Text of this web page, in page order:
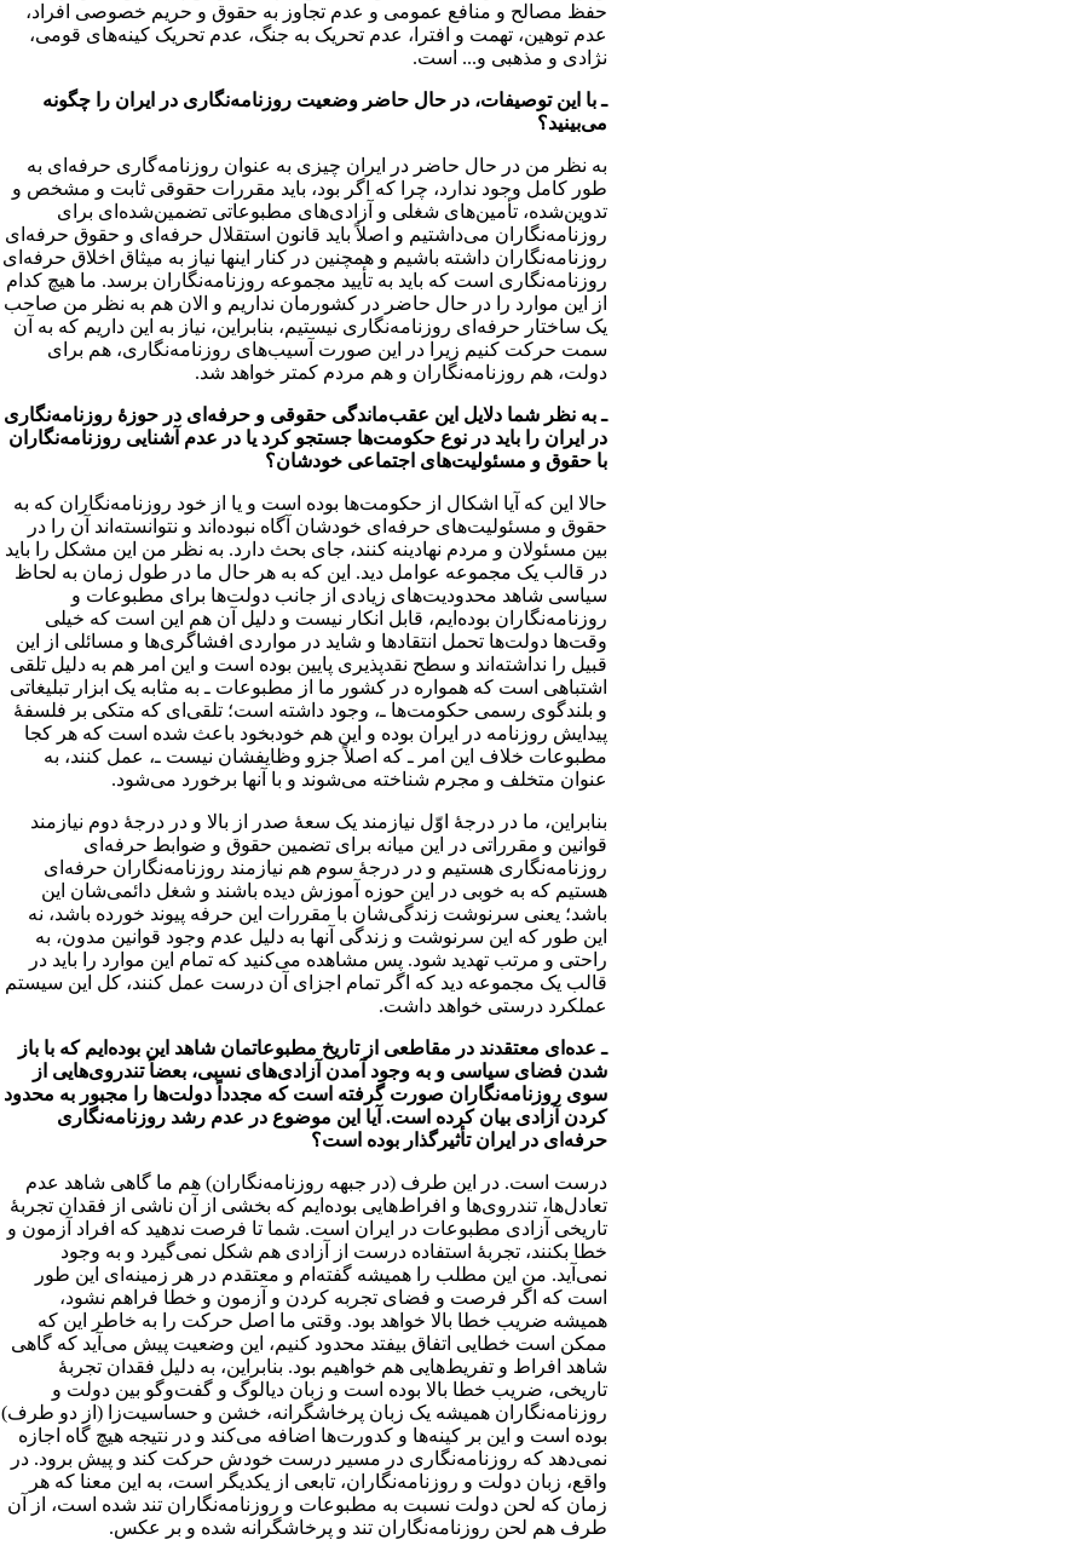
حفظ مصالح و منافع عمومی و عدم تجاوز به حقوق و حریم خصوصی افراد،
عدم توهین، تهمت و افترا، عدم تحریک به جنگ، عدم تحریک کینه‌های قومی،
نژادی و مذهبی و... است.
ـ با این توصیفات، در حال حاضر وضعیت روزنامه‌نگاری در ایران را چگونه
می‌بینید؟
به نظر من در حال حاضر در ایران چیزی به عنوان روزنامه‌گاری حرفه‌ای به
طور کامل وجود ندارد، چرا که اگر بود، باید مقررات حقوقی ثابت و مشخص و
تدوین‌شده‌، تأمین‌های شغلی و آزادی‌های مطبوعاتی تضمین‌شده‌ای برای
روزنامه‌نگاران می‌داشتیم و اصلاً باید قانون استقلال حرفه‌ای و حقوق حرفه‌ای
روزنامه‌نگاران داشته باشیم و همچنین در کنار اینها نیاز به میثاق اخلاق حرفه‌ای
روزنامه‌نگاری است که باید به تأیید مجموعه روزنامه‌نگاران برسد. ما هیچ کدام
از این موارد را در حال حاضر در کشورمان نداریم و الان هم به نظر من صاحب
یک ساختار حرفه‌ای روزنامه‌نگاری نیستیم، بنابراین، نیاز به این داریم که به آن
سمت حرکت کنیم زیرا در این صورت آسیب‌های روزنامه‌نگاری، هم برای
دولت، هم روزنامه‌نگاران و هم مردم کمتر خواهد شد.
ـ به نظر شما دلایل این عقب‌ماندگی حقوقی و حرفه‌ای در حوزۀ روزنامه‌نگاری
در ایران را باید در نوع حکومت‌ها جستجو کرد یا در عدم آشنایی روزنامه‌نگاران
با حقوق و مسئولیت‌های اجتماعی خودشان؟
حالا این که آیا اشکال از حکومت‌ها بوده است و یا از خود روزنامه‌نگاران که به
حقوق و مسئولیت‌های حرفه‌ای خودشان آگاه نبوده‌اند و نتوانسته‌اند آن را در
بین مسئولان و مردم نهادینه کنند، جای بحث دارد. به نظر من این مشکل را باید
در قالب یک مجموعه عوامل دید. این که به هر حال ما در طول زمان به لحاظ
سیاسی شاهد محدودیت‌های زیادی از جانب دولت‌ها برای مطبوعات و
روزنامه‌نگاران بوده‌ایم، قابل انکار نیست و دلیل آن هم این است که خیلی
وقت‌ها دولت‌ها تحمل انتقادها و شاید در مواردی افشاگری‌ها و مسائلی از این
قبیل را نداشته‌اند و سطح نقدپذیری پایین بوده است و این امر هم به دلیل تلقی
اشتباهی است که همواره در کشور ما از مطبوعات ـ به مثابه یک ابزار تبلیغاتی
و بلندگوی رسمی حکومت‌ها ـ، وجود داشته است؛ تلقی‌ای که متکی بر فلسفۀ
پیدایش روزنامه در ایران بوده و این هم خودبخود باعث شده است که هر کجا
مطبوعات خلاف این امر ـ که اصلاً جزو وظایفشان نیست ـ، عمل کنند، به
عنوان متخلف و مجرم شناخته می‌شوند و با آنها برخورد می‌شود.
بنابراین، ما در درجۀ اوّل نیازمند یک سعۀ صدر از بالا و در درجۀ دوم نیازمند
قوانین و مقرراتی در این میانه برای تضمین حقوق و ضوابط حرفه‌ای
روزنامه‌نگاری هستیم و در درجۀ سوم هم نیازمند روزنامه‌نگاران حرفه‌ای
هستیم که به خوبی در این حوزه آموزش دیده باشند و شغل دائمی‌شان این
باشد؛ یعنی سرنوشت زندگی‌شان با مقررات این حرفه پیوند خورده باشد، نه
این طور که این سرنوشت و زندگی آنها به دلیل عدم وجود قوانین مدون، به
راحتی و مرتب تهدید شود. پس مشاهده می‌کنید که تمام این موارد را باید در
قالب یک مجموعه دید که اگر تمام اجزای آن درست عمل کنند، کل این سیستم
عملکرد درستی خواهد داشت.
ـ عده‌ای معتقدند در مقاطعی از تاریخ مطبوعاتمان شاهد این بوده‌ایم که با باز
شدن فضای سیاسی و به وجود آمدن آزادی‌های نسبی، بعضاً تندروی‌هایی از
سوی روزنامه‌نگاران صورت گرفته است که مجدداً دولت‌ها را مجبور به محدود
کردن آزادی بیان کرده است. آیا این موضوع در عدم رشد روزنامه‌نگاری
حرفه‌ای در ایران تأثیرگذار بوده‌ است؟
درست است. در این طرف (در جبهه روزنامه‌نگاران) هم ما گاهی شاهد عدم
تعادل‌ها، تندروی‌ها و افراط‌هایی بوده‌ایم که بخشی از آن ناشی از فقدان تجربۀ
تاریخی آزادی مطبوعات در ایران است. شما تا فرصت ندهید که افراد آزمون و
خطا بکنند، تجربۀ استفاده درست از آزادی هم شکل نمی‌گیرد و به وجود
نمی‌آید. من این مطلب را همیشه گفته‌ام و معتقدم در هر زمینه‌ای این طور
است که اگر فرصت و فضای تجربه کردن و آزمون و خطا فراهم نشود،
همیشه ضریب خطا بالا خواهد بود. وقتی ما اصل حرکت را به خاطر این که
ممکن است خطایی اتفاق بیفتد محدود کنیم، این وضعیت پیش می‌آید که گاهی
شاهد افراط و تفریط‌هایی هم خواهیم بود. بنابراین، به دلیل فقدان تجربۀ
تاریخی، ضریب خطا بالا بوده است و زبان دیالوگ و گفت‌وگو بین دولت و
روزنامه‌نگاران همیشه یک زبان پرخاشگرانه، خشن و حساسیت‌زا (از دو طرف)
بوده است و این بر کینه‌ها و کدورت‌ها اضافه می‌کند و در نتیجه هیچ گاه اجازه
نمی‌دهد که روزنامه‌نگاری در مسیر درست خودش حرکت کند و پیش برود. در
واقع، زبان دولت و روزنامه‌نگاران، تابعی از یکدیگر است، به این معنا که هر
زمان که لحن دولت نسبت به مطبوعات و روزنامه‌نگاران تند شده است، از آن
طرف هم لحن روزنامه‌نگاران تند و پرخاشگرانه شده و بر عکس.